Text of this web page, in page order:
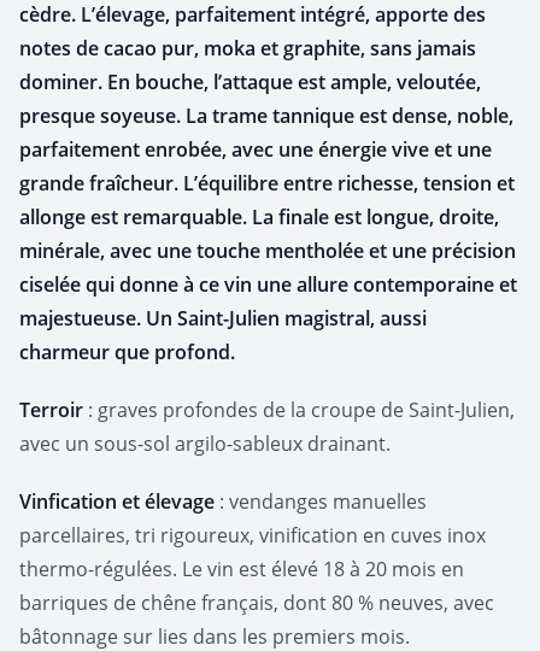
cèdre. L’élevage, parfaitement intégré, apporte des
notes de cacao pur, moka et graphite, sans jamais
dominer. En bouche, l’attaque est ample, veloutée,
presque soyeuse. La trame tannique est dense, noble,
parfaitement enrobée, avec une énergie vive et une
grande fraîcheur. L’équilibre entre richesse, tension et
allonge est remarquable. La finale est longue, droite,
minérale, avec une touche mentholée et une précision
ciselée qui donne à ce vin une allure contemporaine et
majestueuse. Un Saint-Julien magistral, aussi
charmeur que profond.
Terroir : graves profondes de la croupe de Saint-Julien,
avec un sous-sol argilo-sableux drainant.
Vinfication et élevage : vendanges manuelles
parcellaires, tri rigoureux, vinification en cuves inox
thermo-régulées. Le vin est élevé 18 à 20 mois en
barriques de chêne français, dont 80 % neuves, avec
bâtonnage sur lies dans les premiers mois.